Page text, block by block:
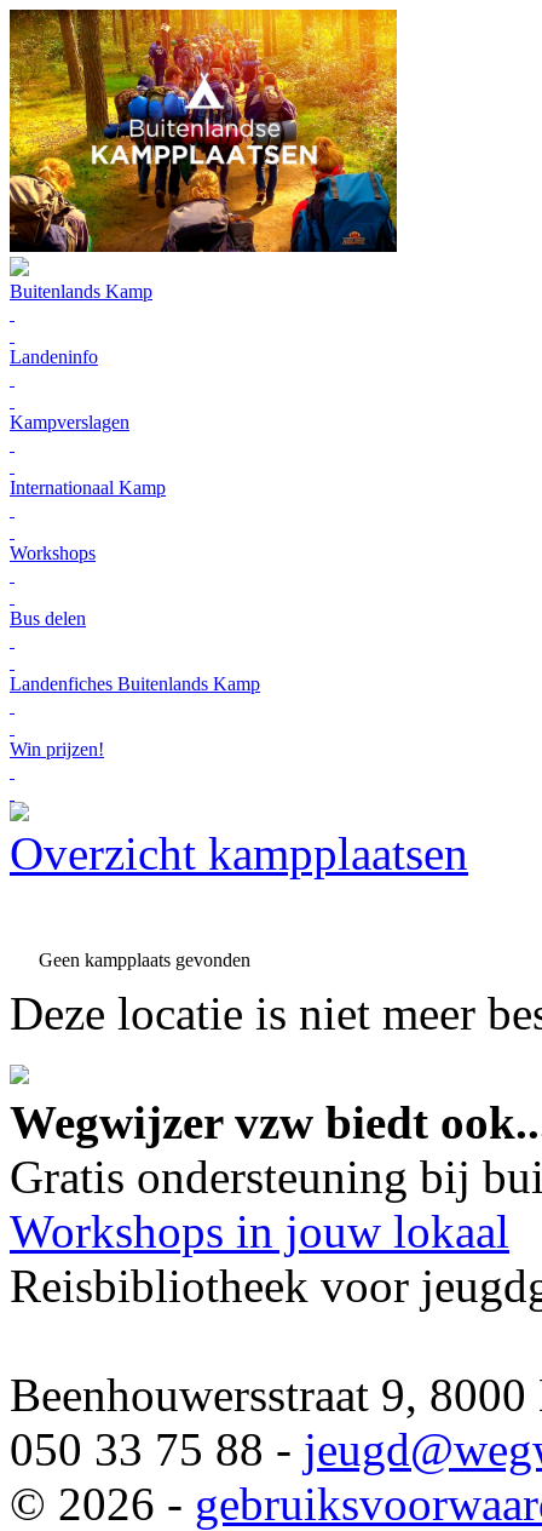
Buitenlands Kamp
Landeninfo
Kampverslagen
Internationaal Kamp
Workshops
Bus delen
Landenfiches Buitenlands Kamp
Win prijzen!
Overzicht kampplaatsen
Geen kampplaats gevonden
Deze locatie is niet meer
Wegwijzer vzw biedt
Gratis ondersteuning bij
Workshops in jouw lokaal
Reisbibliotheek voor
Beenhouwersstraat 9,
050 33 75 88 - jeugd
© 2026 -